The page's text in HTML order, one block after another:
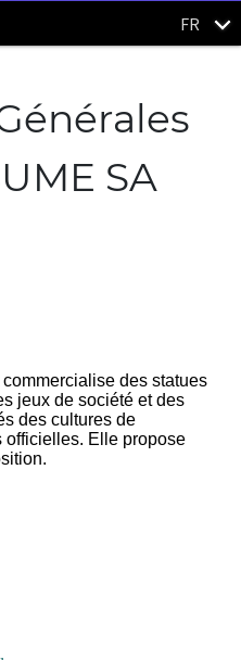
FR
SA
des statues
jeux de société et des
des cultures de
officielles. Elle propose